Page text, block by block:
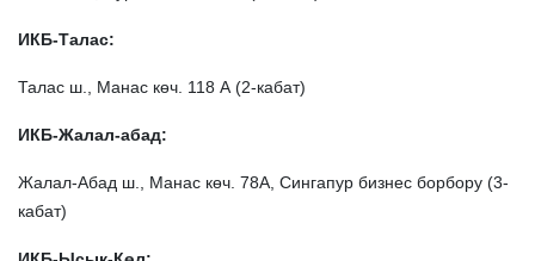
ИКБ-Талас:
Талас ш., Манас көч. 118 А (2-кабат)
ИКБ-Жалал-абад:
Жалал-Абад ш., Манас көч. 78А, Сингапур бизнес борбору (3-
кабат)